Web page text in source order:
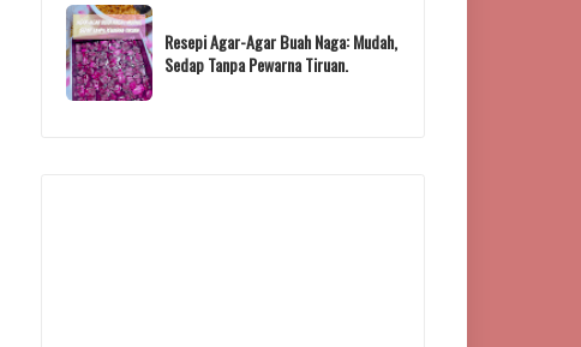
Resepi Agar-Agar Buah Naga: Mudah,
Sedap Tanpa Pewarna Tiruan.